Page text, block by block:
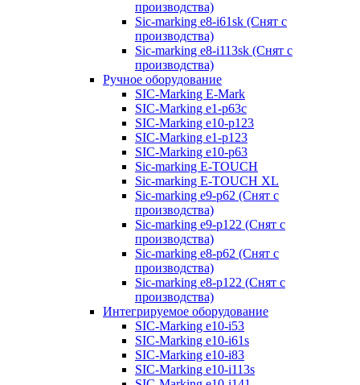
производства)
Sic-marking e8-i61sk (Снят с
производства)
Sic-marking e8-i113sk (Снят с
производства)
Ручное оборудование
SIC-Marking E-Mark
SIC-Marking e1-p63с
SIC-Marking e10-p123
SIC-Marking e1-p123
SIC-Marking e10-p63
Sic-marking E-TOUCH
Sic-marking E-TOUCH XL
Sic-marking e9-p62 (Снят с
производства)
Sic-marking e9-p122 (Снят с
производства)
Sic-marking e8-p62 (Снят с
производства)
Sic-marking e8-p122 (Снят с
производства)
Интегрируемое оборудование
SIC-Marking e10-i53
SIC-Marking e10-i61s
SIC-Marking e10-i83
SIC-Marking e10-i113s